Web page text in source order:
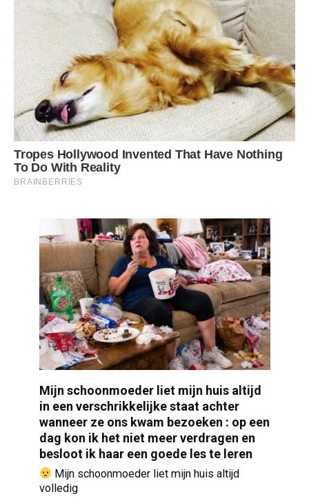
Mijn schoonmoeder liet mijn huis altijd
in een verschrikkelijke staat achter
wanneer ze ons kwam bezoeken : op een
dag kon ik het niet meer verdragen en
besloot ik haar een goede les te leren
Mijn schoonmoeder liet mijn huis altijd
volledig